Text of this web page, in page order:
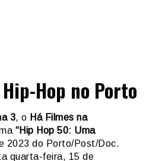
Hop no Porto
3, o Há Filmes na
“Hip Hop 50: Uma
2023 do Porto/Post/Doc.
quarta-feira, 15 de